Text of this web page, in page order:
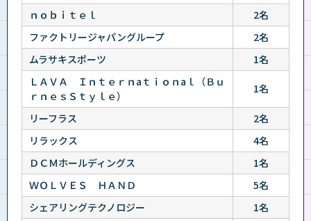
ｎｏｂｉｔｅｌ
2名
ファクトリージャパングループ
2名
ムラサキスポーツ
1名
ＬＡＶＡ Ｉｎｔｅｒｎaｔｉｏｎaｌ（Ｂｕ
ｒｎｅｓＳｔｙｌｅ）
1名
リーフラス
2名
リラックス
4名
ＤＣＭホールディングス
1名
ＷＯＬＶＥＳ ＨＡＮＤ
5名
シェアリングテクノロジー
1名